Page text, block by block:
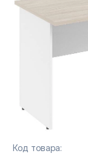
Код товара: